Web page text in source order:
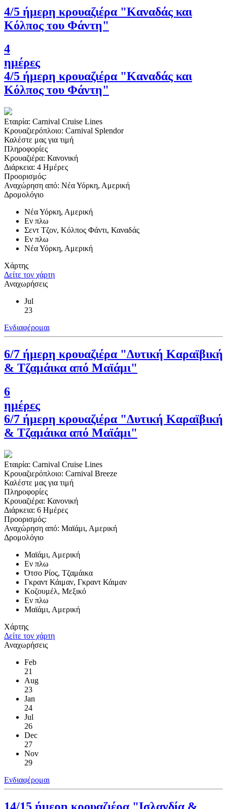
4/5 ήμερη κρουαζιέρα "Καναδάς και
Κόλπος του Φάντη"
4
ημέρες
4/5 ήμερη κρουαζιέρα "Καναδάς και
Κόλπος του Φάντη"
Εταιρία: Carnival Cruise Lines
Κρουαζιερόπλοιο: Carnival Splendor
Καλέστε μας για τιμή
Πληροφορίες
Κρουαζιέρα: Κανονική
Διάρκεια: 4 Ημέρες
Προορισμός:
Αναχώρηση από: Νέα Υόρκη, Αμερική
Δρομολόγιο
Νέα Υόρκη, Αμερική
Εν πλω
Σεντ Τζον, Κόλπος Φάντι, Καναδάς
Εν πλω
Νέα Υόρκη, Αμερική
Χάρτης
Δείτε τον χάρτη
Αναχωρήσεις
Jul
23
Ενδιαφέρομαι
6/7 ήμερη κρουαζιέρα "Δυτική Καραϊβική
& Τζαμάικα από Μαϊάμι"
6
ημέρες
6/7 ήμερη κρουαζιέρα "Δυτική Καραϊβική
& Τζαμάικα από Μαϊάμι"
Εταιρία: Carnival Cruise Lines
Κρουαζιερόπλοιο: Carnival Breeze
Καλέστε μας για τιμή
Πληροφορίες
Κρουαζιέρα: Κανονική
Διάρκεια: 6 Ημέρες
Προορισμός:
Αναχώρηση από: Μαϊάμι, Αμερική
Δρομολόγιο
Μαϊάμι, Αμερική
Εν πλω
Ότσο Ρίος, Τζαμάικα
Γκραντ Κάιμαν, Γκραντ Κάιμαν
Κοζουμέλ, Μεξικό
Εν πλω
Μαϊάμι, Αμερική
Χάρτης
Δείτε τον χάρτη
Αναχωρήσεις
Feb
21
Aug
23
Jan
24
Jul
26
Dec
27
Nov
29
Ενδιαφέρομαι